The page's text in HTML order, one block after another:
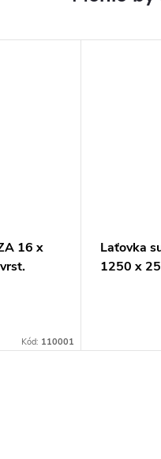
16 x
Kód: 110001
Laťovka
1250 x